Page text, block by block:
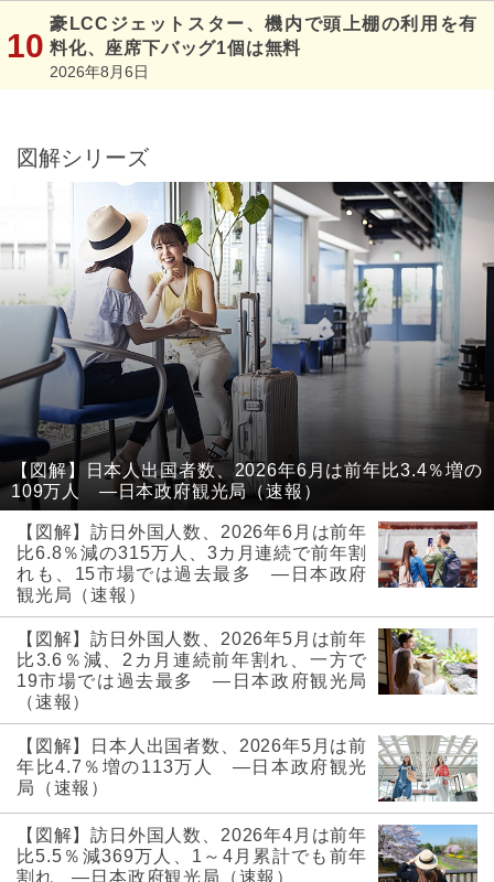
豪LCCジェットスター、機内で頭上棚の利用を有
料化、座席下バッグ1個は無料
2026年8月6日
図解シリーズ
【図解】日本人出国者数、2026年6月は前年比3.4％増の
109万人 ―日本政府観光局（速報）
【図解】訪日外国人数、2026年6月は前年
比6.8％減の315万人、3カ月連続で前年割
れも、15市場では過去最多 ―日本政府
観光局（速報）
【図解】訪日外国人数、2026年5月は前年
比3.6％減、2カ月連続前年割れ、一方で
19市場では過去最多 ―日本政府観光局
（速報）
【図解】日本人出国者数、2026年5月は前
年比4.7％増の113万人 ―日本政府観光
局（速報）
【図解】訪日外国人数、2026年4月は前年
比5.5％減369万人、1～4月累計でも前年
割れ ―日本政府観光局（速報）